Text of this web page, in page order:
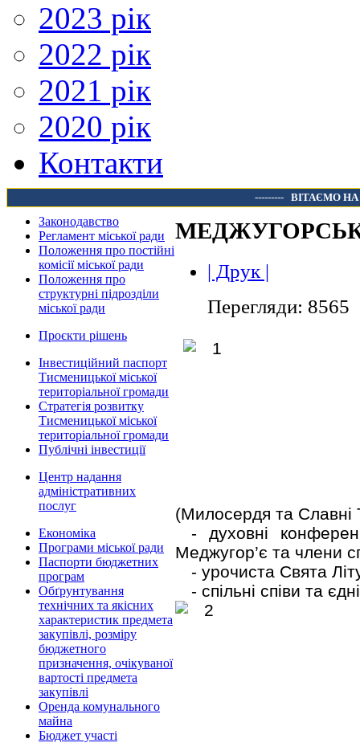
2023 рік
2022 рік
2021 рік
2020 рік
Контакти
--------- ВІТАЄМО
Законодавство
Регламент міської ради
Положення про постійні
комісії міської ради
Положення про
структурні підрозділи
міської ради
Проєкти рішень
Інвестиційний паспорт
Тисменицької міської
територіальної громади
Стратегія розвитку
Тисменицької міської
територіальної громади
Публічні інвестиції
Центр надання
адміністративних
послуг
Економіка
Програми міської ради
Паспорти бюджетних
програм
Обґрунтування
технічних та якісних
характеристик предмета
закупівлі, розміру
бюджетного
призначення, очікуваної
вартості предмета
закупівлі
Оренда комунального
майна
Бюджет участі
| Друк |
Перегляди: 8565
(Милосердя та Славні
- духовні
Меджугор’є та члени
- урочиста Свята
- спільні співи та